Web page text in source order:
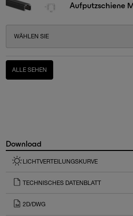
Aufputzschiene
WÄHLEN SIE
ALLE SEHEN
Download
LICHTVERTEILUNGSKURVE
TECHNISCHES DATENBLATT
2D/DWG